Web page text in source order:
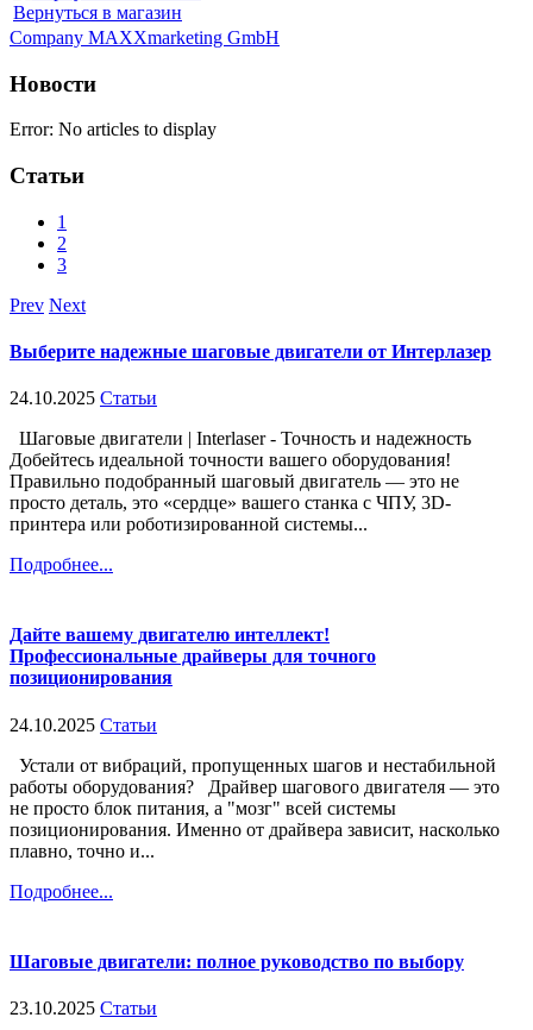
Вернуться в магазин
Company MAXXmarketing GmbH
Новости
Error: No articles to display
Статьи
1
2
3
Prev Next
Выберите надежные шаговые двигатели от Интерлазер
24.10.2025 Статьи
Шаговые двигатели | Interlaser - Точность и надежность
Добейтесь идеальной точности вашего оборудования!
Правильно подобранный шаговый двигатель — это не
просто деталь, это «сердце» вашего станка с ЧПУ, 3D-
принтера или роботизированной системы...
Подробнее...
Дайте вашему двигателю интеллект!
Профессиональные драйверы для точного
позиционирования
24.10.2025 Статьи
Устали от вибраций, пропущенных шагов и нестабильной
работы оборудования? Драйвер шагового двигателя — это
не просто блок питания, а "мозг" всей системы
позиционирования. Именно от драйвера зависит, насколько
плавно, точно и...
Подробнее...
Шаговые двигатели: полное руководство по выбору
23.10.2025 Статьи